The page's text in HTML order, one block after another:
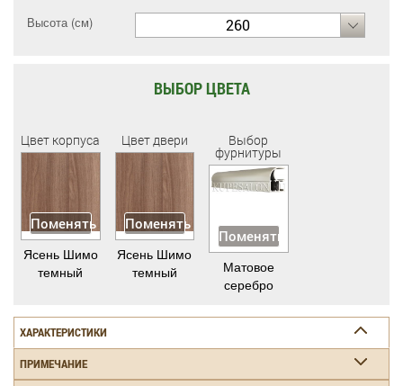
Высота (см) 260
ВЫБОР ЦВЕТА
Цвет корпуса
Поменять
Ясень Шимо
темный
Цвет двери
Поменять
Ясень Шимо
темный
Выбор
фурнитуры
Поменять
Матовое
серебро
ХАРАКТЕРИСТИКИ
ПРИМЕЧАНИЕ